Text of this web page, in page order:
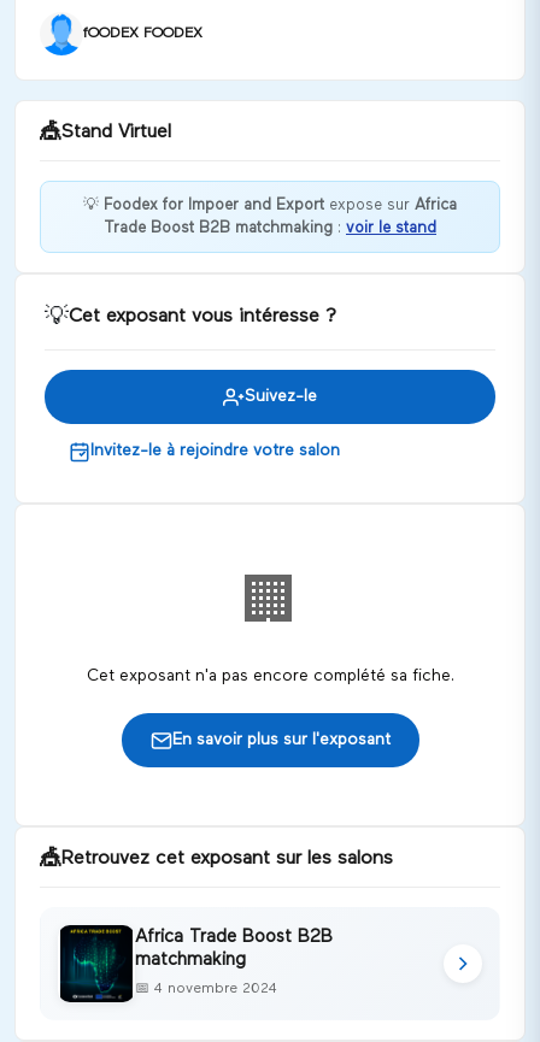
fOODEX FOODEX
🎪Stand Virtuel
💡 Foodex for Impoer and Export expose sur Africa
Trade Boost B2B matchmaking : voir le stand
💡Cet exposant vous intéresse ?
Suivez-le
Invitez-le à rejoindre votre salon
🏢
Cet exposant n'a pas encore complété sa fiche.
En savoir plus sur l'exposant
🎪Retrouvez cet exposant sur les salons
Africa Trade Boost B2B
matchmaking
📅 4 novembre 2024